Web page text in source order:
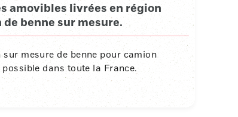
amovibles livrées en région
de benne sur mesure.
mesure de benne pour camion
dans toute la France.